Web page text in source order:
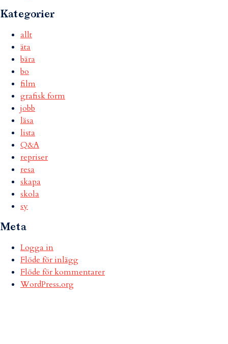
Kategorier
allt
äta
bära
bo
film
grafisk form
jobb
läsa
lista
Q&A
repriser
resa
skapa
skola
sy
Meta
Logga in
Flöde för inlägg
Flöde för kommentarer
WordPress.org